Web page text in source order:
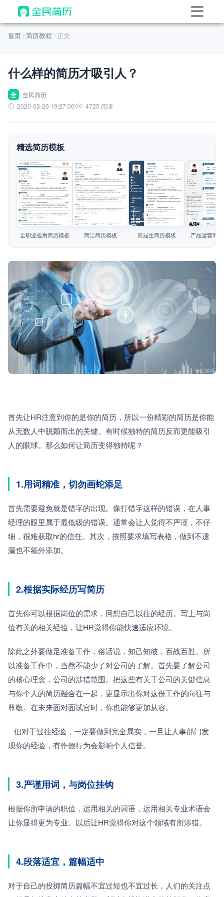
首页
AI 生成简历
AI 优化简历
AI 翻译简历
AI 模拟面试
面试自我介绍
AI 职场工具 New
简历模板
简历教程
首页 简历教程 正文
什么样的简历才吸引人？
全
全民简历
2020-03-26 19:27:00
4725 阅读
精选简历模板
查看模板
全职业通用简历模板
查看模板
简洁简历模板
查看模板
应届生简历模板
查看模板
产品运营简
首先让HR注意到你的是你的简历，所以一份精彩的简历是你能
从无数人中脱颖而出的关键。有时候独特的简历反而更能吸引
人的眼球。那么如何让简历变得独特呢？
1.用词精准，切勿画蛇添足
首先需要避免就是错字的出现。像打错字这样的错误，在人事
经理的眼里属于最低级的错误。通常会让人觉得不严谨，不仔
细，很难获取hr的信任。其次，按照要求填写表格，做到不遗
漏也不额外添加。
2.根据实际经历写简历
首先你可以根据岗位的需求，回想自己以往的经历。写上与岗
位有关的相关经验，让HR觉得你能快速适应环境。
除此之外要做足准备工作，俗话说，知己知彼，百战百胜。所
以准备工作中，当然不能少了对公司的了解。首先要了解公司
的核心理念，公司的涉猎范围。把这些有关于公司的关键信息
与你个人的简历融合在一起，更显示出你对这份工作的向往与
尊敬。在未来面对面试官时，你也能够更加从容。
现你的经验，有作假行为会影响个人信誉。
3.严谨用词，与岗位挂钩
根据你所申请的职位，运用相关的词语，运用相关专业术语会
让你显得更为专业。以后让HR觉得你对这个领域有所涉猎。
4.段落适宜，篇幅适中
对于自己的投掷简历篇幅不宜过短也不宜过长，人们的关注点